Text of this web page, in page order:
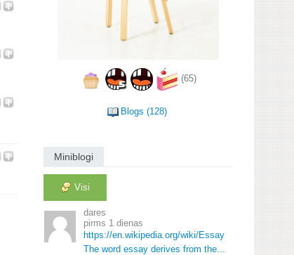
(65)
Blogs (128)
Miniblogi
Visi
dares
1 dienas
https://en. wikipedia. org/wiki/Essay
The word essay derives from the.